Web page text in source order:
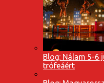
Blog: Nálam 5-6
trófeáért